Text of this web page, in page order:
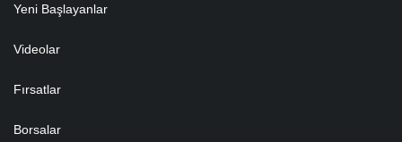
Yeni Başlayanlar
Videolar
Fırsatlar
Borsalar